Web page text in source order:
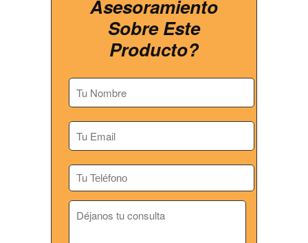
Asesoramiento
Sobre Este
Producto?